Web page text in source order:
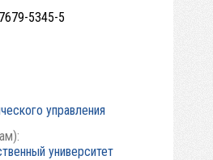
5345-5
управления
университет